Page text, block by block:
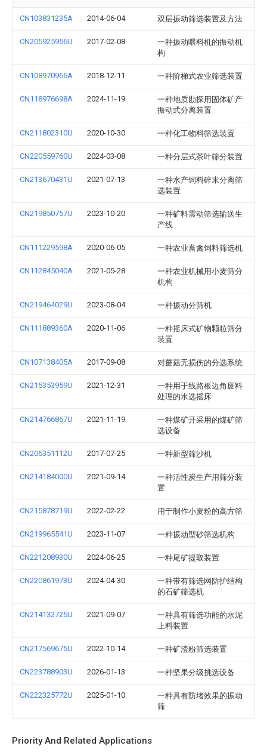
CN103831235A 2014-06-04 双层振动筛选装置及方法
CN205925956U 2017-02-08
一种振动喂料机的振动机
构
CN108970966A 2018-12-11 一种阶梯式农业筛选装置
CN118976698A 2024-11-19
一种地质勘探用固体矿产
振动式分离装置
CN211802310U 2020-10-30 一种化工物料筛选装置
CN220559760U 2024-03-08 一种分层式茶叶筛分装置
CN213670431U 2021-07-13
一种水产饲料碎末分离筛
选装置
CN219850757U 2023-10-20
一种矿料震动筛选输送生
产线
CN111229598A 2020-06-05 一种农业畜禽饲料筛选机
CN112845040A 2021-05-28
一种农业机械用小麦筛分
机构
CN219464029U 2023-08-04 一种振动分筛机
CN111889360A 2020-11-06
一种摇床式矿物颗粒筛分
装置
CN107138405A 2017-09-08 对蘑菇无损伤的分选系统
CN215353959U 2021-12-31
一种用于线路板边角废料
处理的水选摇床
CN214766867U 2021-11-19
一种煤矿开采用的煤矿筛
选设备
CN206351112U 2017-07-25 一种新型筛沙机
CN214184000U 2021-09-14
一种活性炭生产用筛分装
置
CN215878719U 2022-02-22 用于制作小麦粉的高方筛
CN219965541U 2023-11-07 一种振动型砂筛选机构
CN221208930U 2024-06-25 一种尾矿提取装置
CN220861973U 2024-04-30
一种带有筛选网防护结构
的石矿筛选机
CN214132725U 2021-09-07
一种具有筛选功能的水泥
上料装置
CN217569675U 2022-10-14 一种矿渣粉筛选装置
CN223788903U 2026-01-13 一种坚果分级挑选设备
CN222325772U 2025-01-10
一种具有防堵效果的振动
筛
Priority And Related Applications